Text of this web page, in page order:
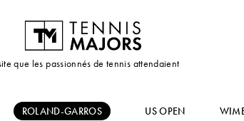
que les passionnés de tennis attendaient
ROLAND-GARROS US OPEN